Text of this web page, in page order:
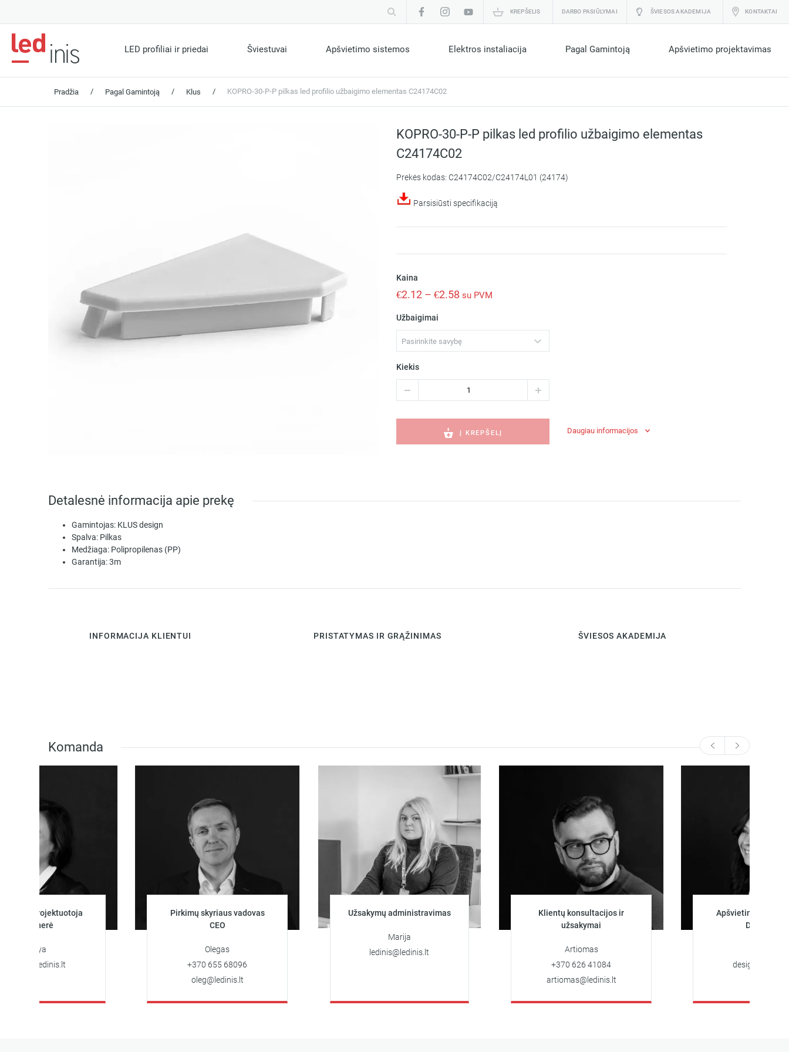
KREPŠELIS DARBO PASIŪLYMAI ŠVIESOS AKADEMIJA KONTAKTAI
LED profiliai ir priedai Šviestuvai Apšvietimo sistemos Elektros instaliacija Pagal Gamintoją Apšvietimo projektavimas
Pradžia / Pagal Gamintoją / Klus / KOPRO-30-P-P pilkas led profilio užbaigimo elementas C24174C02
KOPRO-30-P-P pilkas led profilio užbaigimo elementas
C24174C02
Prekės kodas: C24174C02/C24174L01 (24174)
Parsisiūsti specifikaciją
Kaina
€2.12 –€2.58 su PVM
Užbaigimai
Pasirinkite savybę
Kiekis
30-
P
Į KREPŠELĮ Daugiau informacijos
Detalesnė informacija apie prekę
Gamintojas: KLUS design
Spalva: Pilkas
Medžiaga: Polipropilenas (PP)
Garantija:3m
INFORMACIJA KLIENTUI PRISTATYMAS IR GRĄŽINIMAS ŠVIESOS AKADEMIJA
Komanda
projektuotoja
Pirkimų skyriaus vadovas
+370 655 68096
oleg@ledinis.lt
Užsakymų administravimas
ledinis@ledinis.lt
Klientų konsultacijos ir
užsakymai
Artiomas
+370 626 41084
artiomas@ledinis.lt
Apšvietimo projektuotoja
Dizainerė
design@ledinis.lt